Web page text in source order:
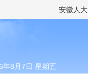
安徽人大
年8月7日 星期五